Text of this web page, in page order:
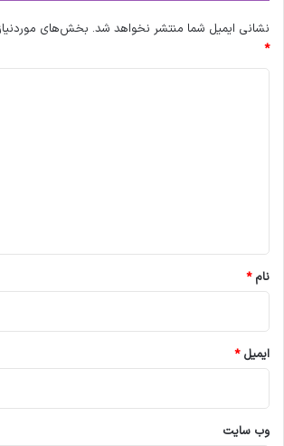
نشانی ایمیل شما منتشر نخواهد شد. بخش‌های
*
نام*
ایمیل*
وب‌ سایت